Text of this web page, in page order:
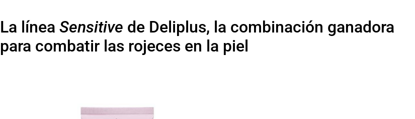
La línea Sensitive de Deliplus, la combinación ganadora
para combatir las rojeces en la piel